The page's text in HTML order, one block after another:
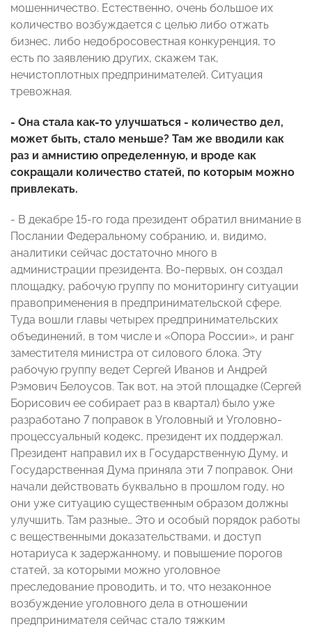
мошенничество. Естественно, очень большое их
количество возбуждается с целью либо отжать
бизнес, либо недобросовестная конкуренция, то
есть по заявлению других, скажем так,
нечистоплотных предпринимателей. Ситуация
тревожная.
- Она стала как-то улучшаться - количество дел,
может быть, стало меньше? Там же вводили как
раз и амнистию определенную, и вроде как
сокращали количество статей, по которым можно
привлекать.
- В декабре 15-го года президент обратил внимание в
Послании Федеральному собранию, и, видимо,
аналитики сейчас достаточно много в
администрации президента. Во-первых, он создал
площадку, рабочую группу по мониторингу ситуации
правоприменения в предпринимательской сфере.
Туда вошли главы четырех предпринимательских
объединений, в том числе и «Опора России», и ранг
заместителя министра от силового блока. Эту
рабочую группу ведет Сергей Иванов и Андрей
Рэмович Белоусов. Так вот, на этой площадке (Сергей
Борисович ее собирает раз в квартал) было уже
разработано 7 поправок в Уголовный и Уголовно-
процессуальный кодекс, президент их поддержал.
Президент направил их в Государственную Думу, и
Государственная Дума приняла эти 7 поправок. Они
начали действовать буквально в прошлом году, но
они уже ситуацию существенным образом должны
улучшить. Там разные… Это и особый порядок работы
с вещественными доказательствами, и доступ
нотариуса к задержанному, и повышение порогов
статей, за которыми можно уголовное
преследование проводить, и то, что незаконное
возбуждение уголовного дела в отношении
предпринимателя сейчас стало тяжким